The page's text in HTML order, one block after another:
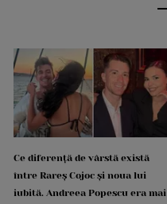
Ce diferență de vârstă există
între Rareș Cojoc și noua lui
iubită. Andreea Popescu era mai